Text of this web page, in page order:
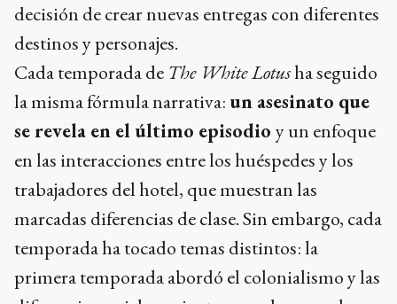
decisión de crear nuevas entregas con diferentes
destinos y personajes.
Cada temporada de The White Lotusha seguido
la misma fórmula narrativa:un asesinato que
se revela en el último episodio y un enfoque
en las interacciones entre los huéspedes y los
trabajadores del hotel, que muestran las
marcadas diferencias de clase. Sin embargo, cada
temporada ha tocado temas distintos: la
primera temporada abordó el colonialismo y las